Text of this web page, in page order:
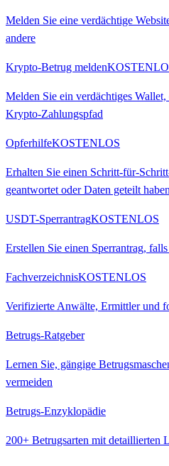
Melden Sie eine verdächtige
andere
Krypto-Betrug melden
Melden Sie ein verdächtiges Wallet,
Krypto-Zahlungspfad
OpferhilfeKOSTENLOS
Erhalten Sie einen Schritt-für-
geantwortet oder Daten geteilt haben
USDT-SperrantragKOSTENLOS
Erstellen Sie einen Sperrantrag,
FachverzeichnisKOSTENLOS
Verifizierte Anwälte, Ermittler und
Betrugs-Ratgeber
Lernen Sie, gängige
vermeiden
Betrugs-Enzyklopädie
200+ Betrugsarten mit detaillierten